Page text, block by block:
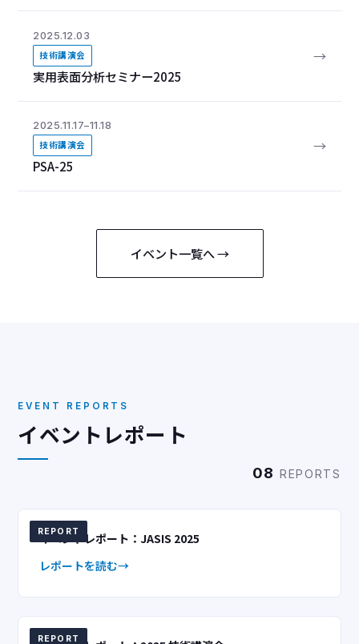
2025.12.03
技術講演会
実用表面分析セミナー2025
→
2025.11.17–11.18
技術講演会
PSA-25
→
イベント一覧へ →
EVENT REPORTS
イベントレポート
08 REPORTS
REPORT
イベントレポート：JASIS 2025
レポートを読む
REPORT